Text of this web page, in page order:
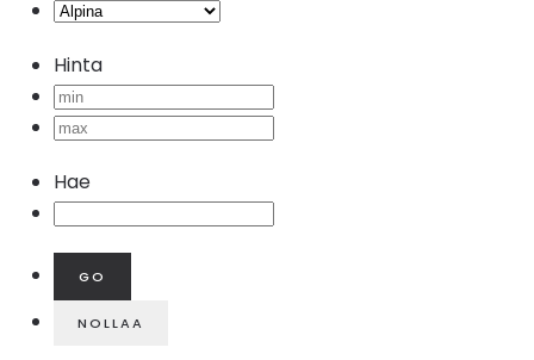
Hinta
Hae